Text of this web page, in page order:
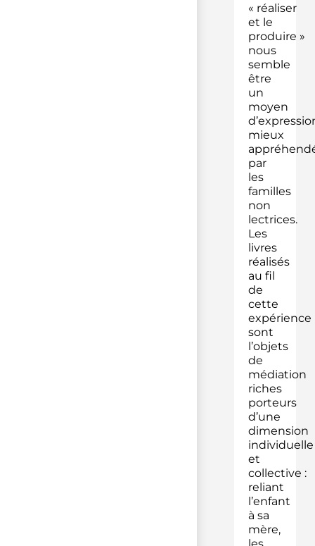
« réaliser
et le
produire »
nous
semble
être
un
moyen
mieux
par
les
familles
non
lectrices.
Les
livres
réalisés
au fil
de
cette
expérience
sont
l’objets
de
médiation
riches
porteurs
d’une
dimension
individuelle
et
collective :
reliant
l’enfant
à sa
mère,